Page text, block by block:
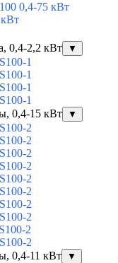
0,4-75 кВт
0,4-2,2 кВт ▼
1
1
1
1
0,4-15 кВт
▼
2
2
2
2
2
2
2
2
2
2
0,4-11 кВт
▼